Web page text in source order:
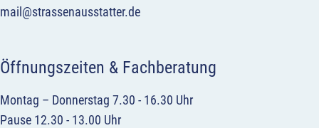
mail@strassenausstatter.de
Öffnungszeiten & Fachberatung
Montag – Donnerstag 7.30 - 16.30 Uhr
Pause 12.30 - 13.00 Uhr